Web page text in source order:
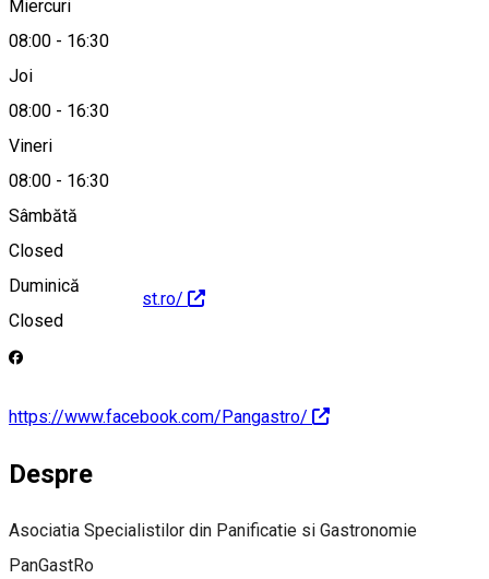
Miercuri
08:00 - 16:30
Joi
08:00 - 16:30
Vineri
08:00 - 16:30
Sâmbătă
Closed
Duminică
Closed
info@pangast.ro
http://www.pangast.ro/
https://www.facebook.com/Pangastro/
Despre
Asociatia Specialistilor din Panificatie si Gastronomie
PanGastRo